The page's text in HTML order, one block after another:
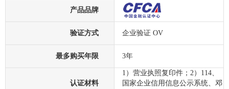
产品品牌
验证方式 企业验证 OV
最多购买年限 3年
认证材料
1）营业执照复印件；2）114、
国家企业信用信息公示系统、邓